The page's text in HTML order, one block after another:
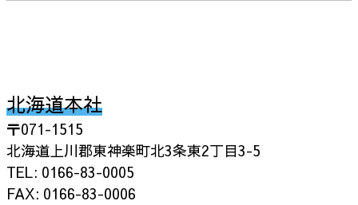
北海道本社
〒071-1515
北海道上川郡東神楽町北3条東2丁目3-5
TEL: 0166-83-0005
FAX: 0166-83-0006